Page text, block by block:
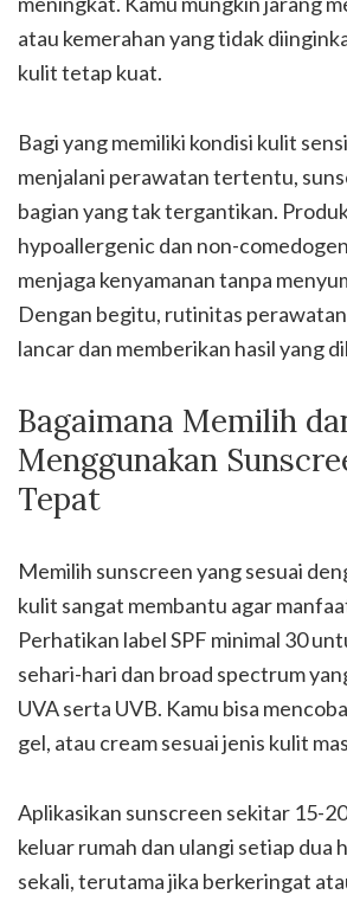
atau kemerahan yang tidak
kulit tetap kuat.
Bagi yang memiliki kondisi kulit
menjalani perawatan tertentu,
bagian yang tak tergantikan.
hypoallergenic dan non-
menjaga kenyamanan tanpa
Dengan begitu, rutinitas
lancar dan memberikan hasil yang
Bagaimana Memilih
Menggunakan
Tepat
Memilih sunscreen yang sesuai
kulit sangat membantu agar
Perhatikan label SPF minimal 30
sehari-hari dan broad spectrum
UVA serta UVB. Kamu bisa
gel, atau cream sesuai jenis kulit
Aplikasikan sunscreen sekitar 15-
keluar rumah dan ulangi setiap dua
sekali, terutama jika berkeringat